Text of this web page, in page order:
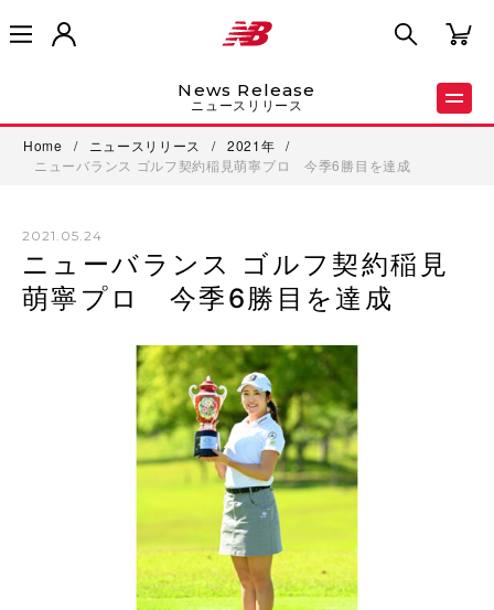
News Release
ニュースリリース
Home / ニュースリリース / 2021年
/
ニューバランス ゴルフ契約稲見萌寧プロ 今季6勝目を達成
2021.05.24
ニューバランス ゴルフ契約稲見
萌寧プロ 今季6勝目を達成